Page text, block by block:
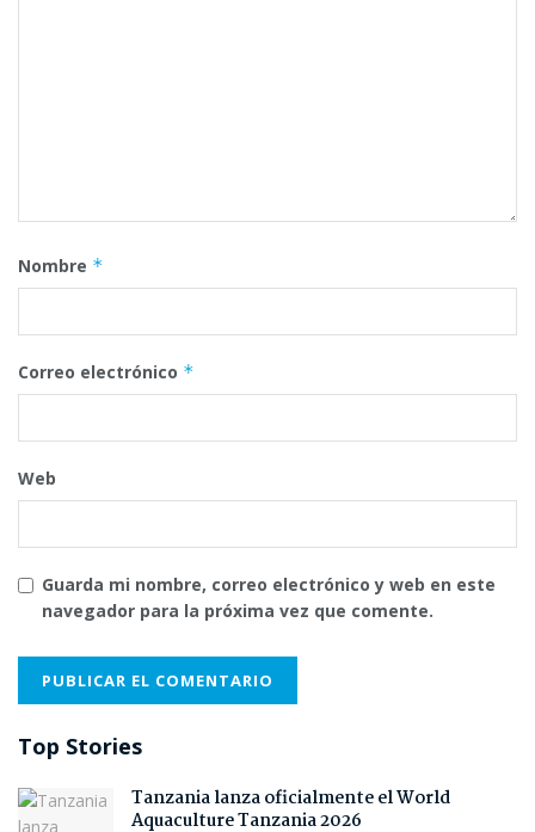
Nombre *
Correo electrónico *
Web
Guarda mi nombre, correo electrónico y web en este
navegador para la próxima vez que comente.
Top Stories
Tanzania lanza oficialmente el World
Aquaculture Tanzania 2026